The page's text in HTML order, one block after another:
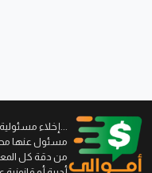
...إخلاء
مسئول عنها
من دقة كل